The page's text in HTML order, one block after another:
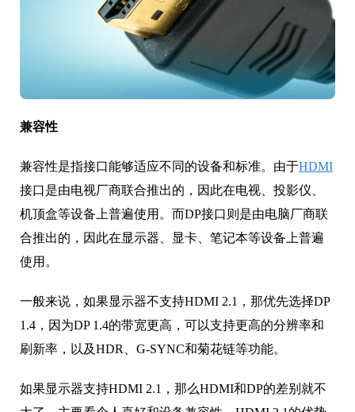
兼容性
兼容性是指接口能够适应不同的设备和标准。由于HDMI
接口是由电视厂商联合推出的，因此在电视、投影仪、
机顶盒等设备上普遍使用。而DP接口则是由电脑厂商联
合推出的，因此在显示器、显卡、笔记本等设备上普遍
使用。
一般来说，如果显示器不支持HDMI 2.1，那优先选择DP
1.4，因为DP 1.4的带宽更高，可以支持更高的分辨率和
刷新率，以及HDR、G-SYNC和菊花链等功能。
如果显示器支持HDMI 2.1，那么HDMI和DP的差别就不